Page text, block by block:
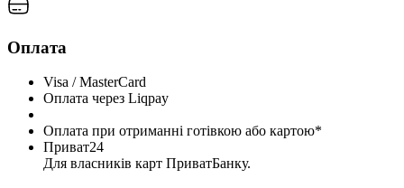
Оплата
Visa / MasterCard
Оплата через Liqpay
Оплата при отриманні готівкою або картою*
Приват24
Для власників карт ПриватБанку.